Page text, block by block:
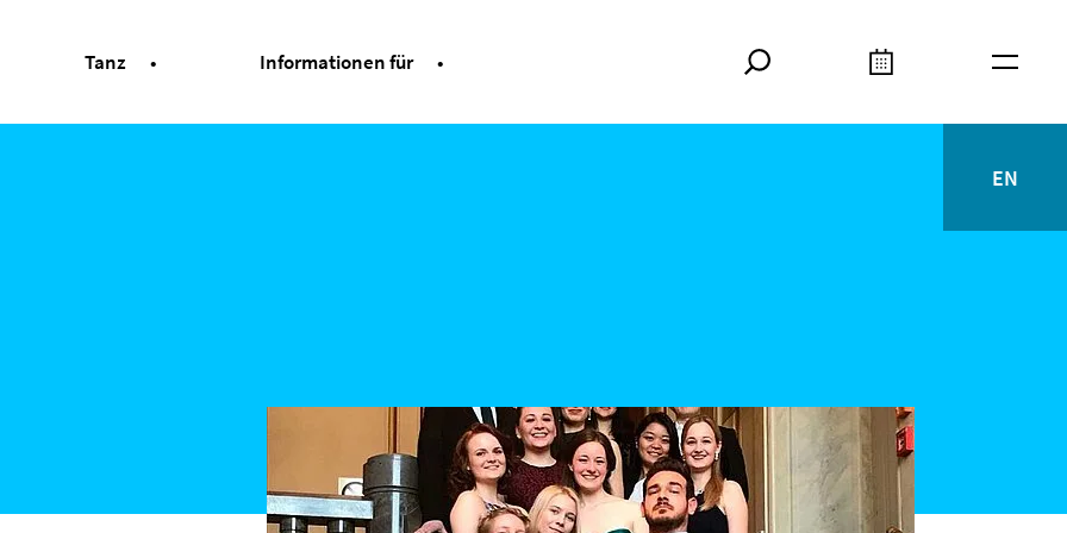
Tanz Informationen für Suche Kalender Meta
ENEnglish